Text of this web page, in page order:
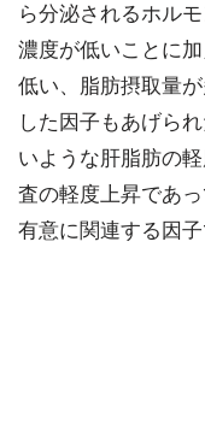
ら分泌されるホル
濃度が低いことに
低い、脂肪摂取量
した因子もあげら
いような肝脂肪の
査の軽度上昇であ
有意に関連する因